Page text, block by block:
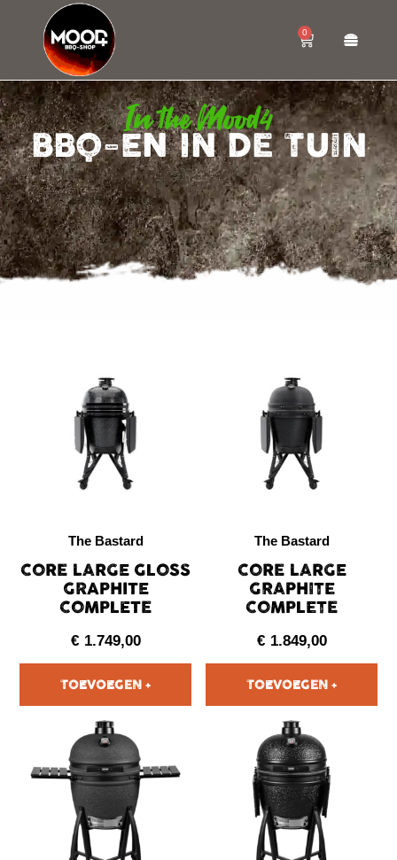
0
In the Mood4
BBQ-EN IN DE TUIN
The Bastard
CORE LARGE GLOSS
GRAPHITE
COMPLETE
€ 1.749,00
The Bastard
CORE LARGE
GRAPHITE
COMPLETE
€ 1.849,00